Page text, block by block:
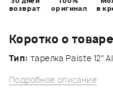
Коротко о
Тип: тарелка Paiste 12"
Подробное описание
возврат
оригинал
в